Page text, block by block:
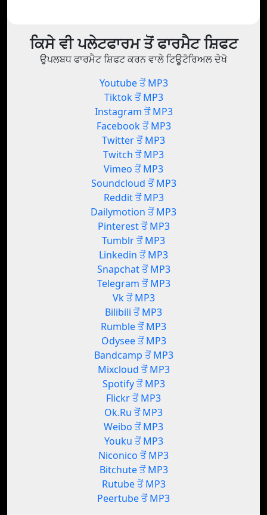
ਕਿਸੇ ਵੀ ਪਲੇਟਫਾਰਮ ਤੋਂ ਫਾਰਮੈਟ ਸ਼ਿਫਟ
ਉਪਲਬਧ ਫਾਰਮੈਟ ਸ਼ਿਫਟ ਕਰਨ ਵਾਲੇ ਟਿਊਟੋਰਿਅਲ ਦੇਖੋ
Youtube ਤੋਂ MP3
Tiktok ਤੋਂ MP3
Instagram ਤੋਂ MP3
Facebook ਤੋਂ MP3
Twitter ਤੋਂ MP3
Twitch ਤੋਂ MP3
Vimeo ਤੋਂ MP3
Soundcloud ਤੋਂ MP3
Reddit ਤੋਂ MP3
Dailymotion ਤੋਂ MP3
Pinterest ਤੋਂ MP3
Tumblr ਤੋਂ MP3
Linkedin ਤੋਂ MP3
Snapchat ਤੋਂ MP3
Telegram ਤੋਂ MP3
Vk ਤੋਂ MP3
Bilibili ਤੋਂ MP3
Rumble ਤੋਂ MP3
Odysee ਤੋਂ MP3
Bandcamp ਤੋਂ MP3
Mixcloud ਤੋਂ MP3
Spotify ਤੋਂ MP3
Flickr ਤੋਂ MP3
Ok.Ru ਤੋਂ MP3
Weibo ਤੋਂ MP3
Youku ਤੋਂ MP3
Niconico ਤੋਂ MP3
Bitchute ਤੋਂ MP3
Rutube ਤੋਂ MP3
Peertube ਤੋਂ MP3